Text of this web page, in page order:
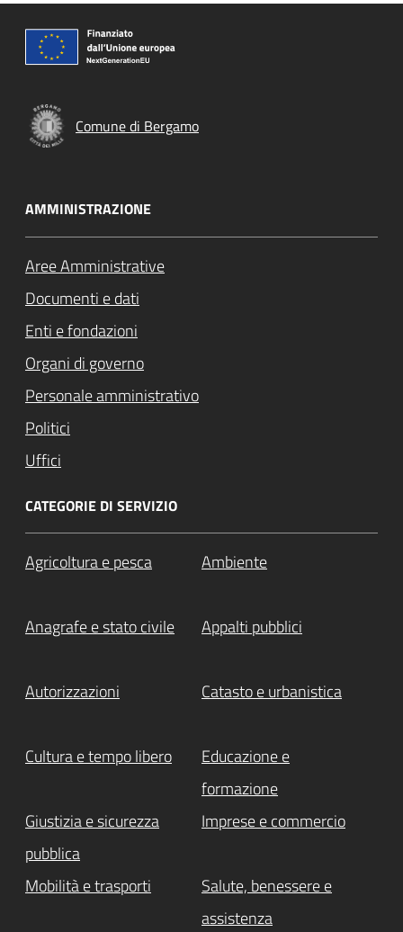
Comune di Bergamo
AMMINISTRAZIONE
Aree Amministrative
Documenti e dati
Enti e fondazioni
Organi di governo
Personale amministrativo
Politici
Uffici
CATEGORIE DI SERVIZIO
Agricoltura e pesca Ambiente
Anagrafe e stato civile Appalti pubblici
Autorizzazioni Catasto e urbanistica
Cultura e tempo libero
Educazione e
formazione
Giustizia e sicurezza
pubblica
Imprese e commercio
Mobilità e trasporti
Salute, benessere e
assistenza